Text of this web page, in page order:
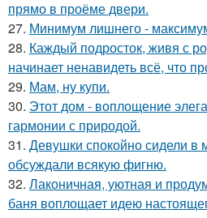
прямо в проёме двери.
27. Минимум лишнего -
28. Каждый подросток, живя с
начинает ненавидеть всё, что
29. Мам, ну купи.
30. Этот дом - воплощение
гармонии с природой.
31. Девушки спокойно сидели в
обсуждали всякую фигню.
32. Лаконичная, уютная и
баня воплощает идею